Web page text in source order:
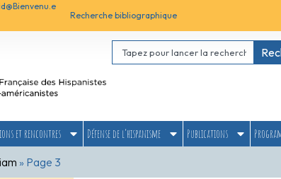
Bienvenu.e
Recherche bibliographique
et rencontres Défense de l’hispanisme Publications
» Page 3